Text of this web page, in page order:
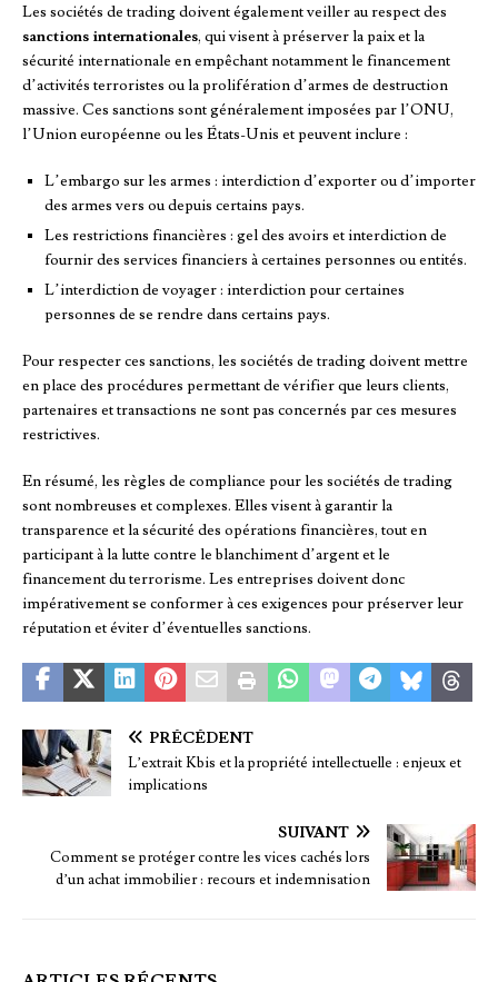
Les sociétés de trading doivent également veiller au respect des
sanctions internationales, qui visent à préserver la paix et la
sécurité internationale en empêchant notamment le financement
d’activités terroristes ou la prolifération d’armes de destruction
massive. Ces sanctions sont généralement imposées par l’ONU,
l’Union européenne ou les États-Unis et peuvent inclure :
L’embargo sur les armes : interdiction d’exporter ou d’importer
des armes vers ou depuis certains pays.
Les restrictions financières : gel des avoirs et interdiction de
fournir des services financiers à certaines personnes ou entités.
L’interdiction de voyager : interdiction pour certaines
personnes de se rendre dans certains pays.
Pour respecter ces sanctions, les sociétés de trading doivent mettre
en place des procédures permettant de vérifier que leurs clients,
partenaires et transactions ne sont pas concernés par ces mesures
restrictives.
En résumé, les règles de compliance pour les sociétés de trading
sont nombreuses et complexes. Elles visent à garantir la
transparence et la sécurité des opérations financières, tout en
participant à la lutte contre le blanchiment d’argent et le
financement du terrorisme. Les entreprises doivent donc
impérativement se conformer à ces exigences pour préserver leur
réputation et éviter d’éventuelles sanctions.
PRÉCÉDENT
L’extrait Kbis et la propriété intellectuelle : enjeux et
implications
SUIVANT
Comment se protéger contre les vices cachés lors
d’un achat immobilier : recours et indemnisation